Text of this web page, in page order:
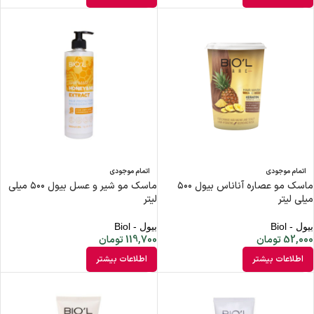
اتمام موجودی
ماسک مو عصاره آناناس بیول ۵۰۰
میلی لیتر
بیول - Biol
52,000تومان
اطلاعات بیشتر
اتمام موجودی
ماسک مو شیر و عسل بیول ۵۰۰ میلی
لیتر
بیول - Biol
119,700تومان
اطلاعات بیشتر